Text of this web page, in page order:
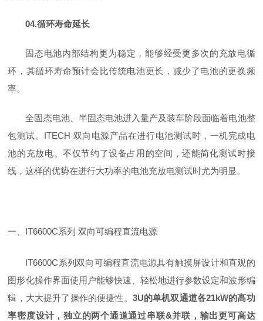
04.循环寿命延长
固态电池内部结构更为稳定，能够经受更多次的充放电循
环，其循环寿命预计会比传统电池更长，减少了电池的更换频
率。
全固态电池、半固态电池进入量产及装车阶段面临着电池整
包测试。ITECH 双向电源产品在进行电池测试时，一机完成电
池的充放电。不仅节约了设备占用的空间，还能简化测试时接
线，这样的优势在进行大功率的电池充放电测试时尤为明显。
一、IT6600C系列 双向可编程直流电源
IT6600C系列双向可编程直流电源具有触摸屏设计和直观的
图形化操作界面使用户能够快速、轻松地进行参数设定和波形编
辑，大大提升了操作的便捷性。 3U的单机双通道各21kW的高功
率密度设计，独立的两个通道通过串联&并联，输出更可高达